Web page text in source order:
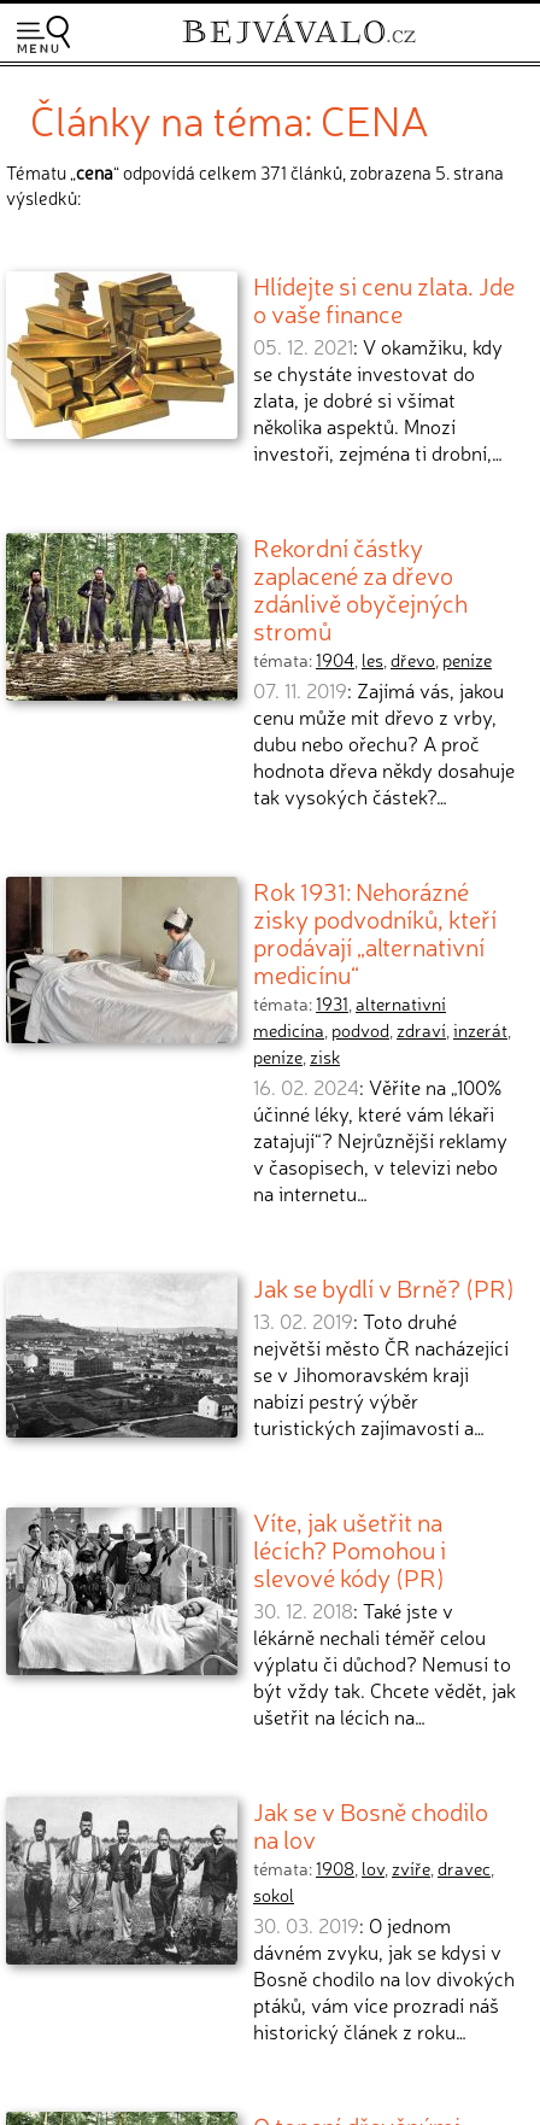
Články na téma: CENA
Tématu „cena“ odpovídá celkem 371 článků, zobrazena 5. strana
výsledků:
Hlídejte si cenu zlata. Jde
o vaše finance
05. 12. 2021: V okamžiku, kdy
se chystáte investovat do
zlata, je dobré si všímat
několika aspektů. Mnozí
investoři, zejména ti drobní,…
Rekordní částky
zaplacené za dřevo
zdánlivě obyčejných
stromů
témata:1904, les,dřevo, peníze
07. 11. 2019: Zajímá vás, jakou
cenu může mít dřevo z vrby,
dubu nebo ořechu? A proč
hodnota dřeva někdy dosahuje
tak vysokých částek?…
Rok 1931: Nehorázné
zisky podvodníků, kteří
prodávají „alternativní
medicínu“
témata:1931,alternativní
medicína, podvod, zdraví,inzerát,
peníze, zisk
16. 02. 2024: Věříte na „100%
účinné léky, které vám lékaři
zatajují“? Nejrůznější reklamy
v časopisech, v televizi nebo
na internetu…
Jak se bydlí v Brně? (PR)
13. 02. 2019: Toto druhé
největší město ČR nacházející
se v Jihomoravském kraji
nabízí pestrý výběr
turistických zajímavostí a…
Víte, jak ušetřit na
lécích? Pomohou i
slevové kódy (PR)
30. 12. 2018: Také jste v
lékárně nechali téměř celou
výplatu či důchod? Nemusí to
být vždy tak. Chcete vědět, jak
ušetřit na lécích na…
Jak se v Bosně chodilo
na lov
témata:1908, lov, zvíře,dravec,
sokol
30. 03. 2019: O jednom
dávném zvyku, jak se kdysi v
Bosně chodilo na lov divokých
ptáků, vám více prozradí náš
historický článek z roku…